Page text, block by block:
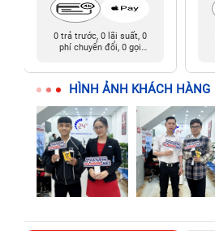
0 trả trước, 0 lãi suất, 0
phí chuyển đổi, 0 gọi
HÌNH ẢNH KHÁCH HÀNG